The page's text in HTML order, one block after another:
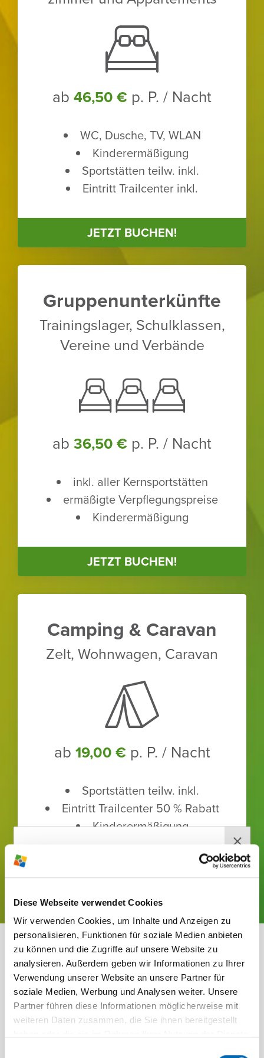
Diese Webseite verwendet Cookies
Wir verwenden Cookies, um Inhalte und Anzeigen zu
personalisieren, Funktionen für soziale Medien anbieten
zu können und die Zugriffe auf unsere Website zu
analysieren. Außerdem geben wir Informationen zu Ihrer
Verwendung unserer Website an unsere Partner für
soziale Medien, Werbung und Analysen weiter. Unsere
Partner führen diese Informationen möglicherweise mit
weiteren Daten zusammen, die Sie ihnen bereitgestellt
ab 46,50 € p. P. / Nacht
WC, Dusche, TV, WLAN
Kinder­er­mä­ßi­gung
Sport­stätten teilw. inkl.
Eintritt Trailcenter inkl.
JETZT BUCHEN!
Grup­pen­un­ter­künfte
Trai­nings­lager, Schul­klassen,
Vereine und Verbände
ab 36,50 € p. P. / Nacht
inkl. aller Kern­sport­stätten
ermä­ßigte Verpfle­gungs­preise
Kinder­er­mä­ßi­gung
JETZT BUCHEN!
Camping & Caravan
Zelt, Wohn­wagen, Caravan
ab 19,00 € p. P. / Nacht
Sport­stätten teilw. inkl.
Eintritt Trailcenter 50 % Rabatt
Kinder­er­mä­ßi­gung
ZUSATZ­AN­GE­BOTE
FÜR DEIN TRAI­NINGS­
LAGER
RABEN­BERG-
NEWS­LETTER
Jetzt anmelden und wir versorgen
dich mehr­mals im Jahr mit brand­
heißen News, ausge­wählten Infos,
tollen Ange­boten und span­nenden
Themen direkt vom Raben­berg.
Einfach deine E-Mail-Adresse eingeben, den
Haken anwählen und auf "News­letter jetzt